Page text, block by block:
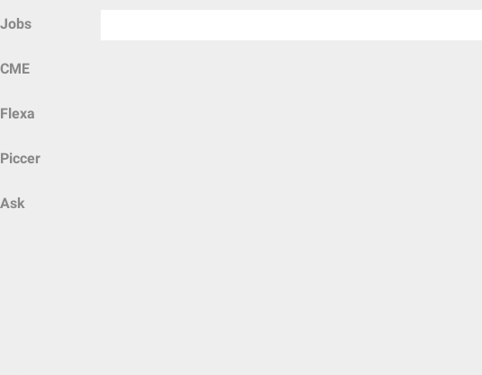
Jobs
CME
Flexa
Piccer
Ask